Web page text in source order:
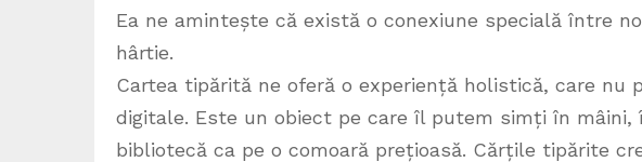
Ea ne amintește că există o conexiune specială între
hârtie.
Cartea tipărită ne oferă o experiență holistică, care
digitale. Este un obiect pe care îl putem simți în
bibliotecă ca pe o comoară prețioasă. Cărțile tipărite